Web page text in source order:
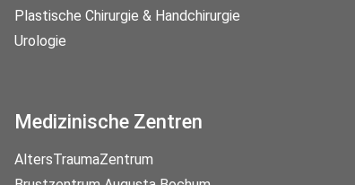
Plastische Chirurgie & Handchirurgie
Urologie
Medizinische Zentren
AltersTraumaZentrum